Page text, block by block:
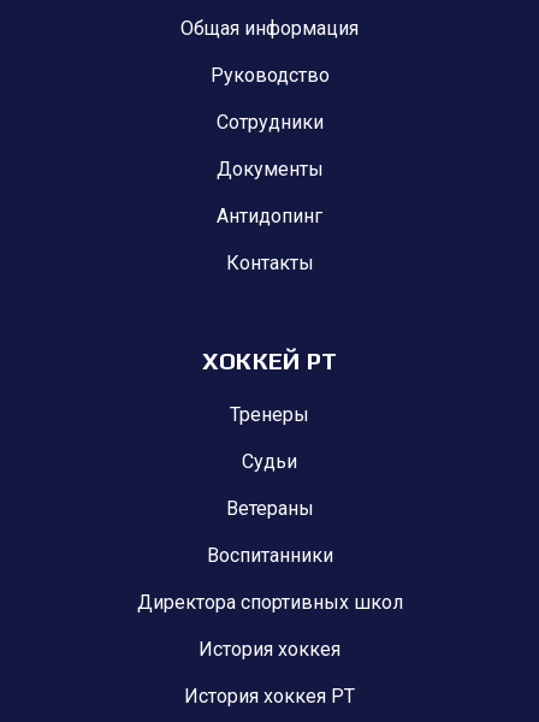
Общая информация
Руководство
Сотрудники
Документы
Антидопинг
Контакты
ХОККЕЙ РТ
Тренеры
Судьи
Ветераны
Воспитанники
Директора спортивных школ
История хоккея
История хоккея РТ